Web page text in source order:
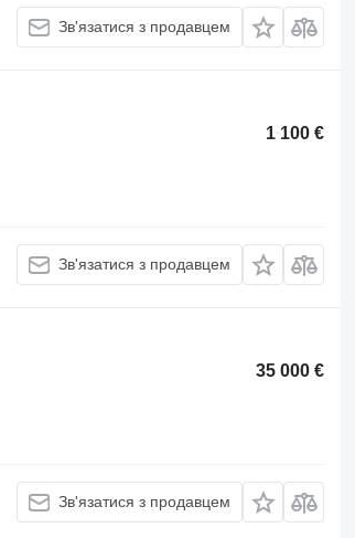
Зв'язатися з продавцем
1 100 €
Зв'язатися з продавцем
35 000 €
Зв'язатися з продавцем